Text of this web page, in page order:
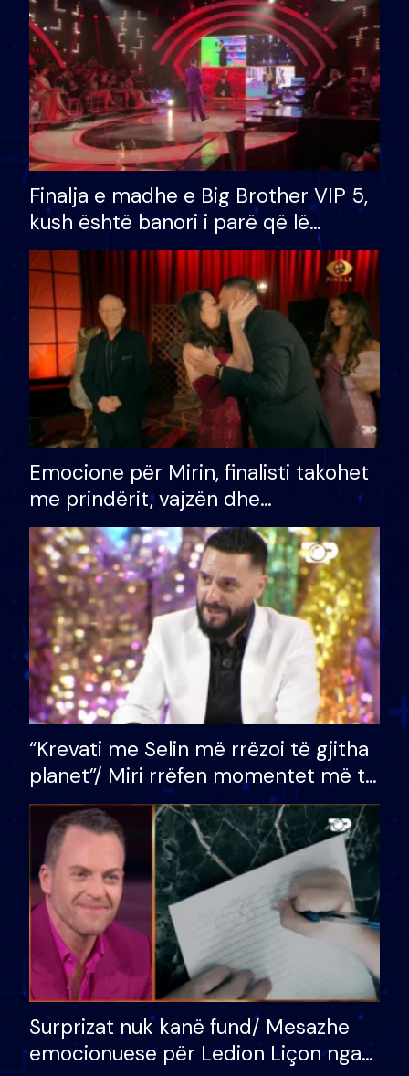
Finalja e madhe e Big Brother VIP 5,
kush është banori i parë që lë
shtëpinë dhe humb mundësinë për
të fituar çmimin e madh
Emocione për Mirin, finalisti takohet
me prindërit, vajzën dhe
bashkëshorten: S’kemi ndonjë letër
divorci apo jo?
“Krevati me Selin më rrëzoi të gjitha
planet”/ Miri rrëfen momentet më të
bukura në shtëpinë e BB VIP: Do më
mungojë zilja e mëngjesit kur…
Surprizat nuk kanë fund/ Mesazhe
emocionuese për Ledion Liçon nga